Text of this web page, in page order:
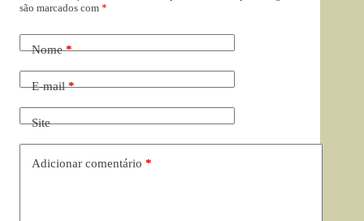
são marcados com *
Nome*
E-mail*
Site
Adicionar comentário *